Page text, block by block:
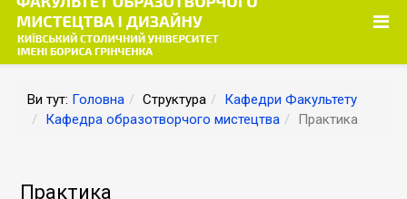
Ви тут: Головна Структура
Кафедри Факультету
Кафедра образотворчого мистецтва
Практика
Практика